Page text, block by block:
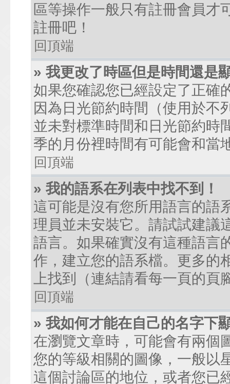
區等操作一般只有註冊會員才
註冊吧！
回頂端
» 我更改了時區但是時間還是
如果您確認您已經設定了正確
因為日光節約時間（使用於不
並未對標準時間和日光節約時
季的月份裡時間有可能會和當
回頂端
» 我的語系在列表中找不到！
這可能是沒有您所用語言的語
理員並未安裝它。請試試建議
語言。如果確實沒有這種語言
作，建立您的語系檔。更多的
上找到（連結請看每一頁的頁
回頂端
» 我如何才能在自己的名字下
在瀏覽文章時，可能會有兩個
您的等級相關的圖像，一般以
這個討論區的地位，或者您已